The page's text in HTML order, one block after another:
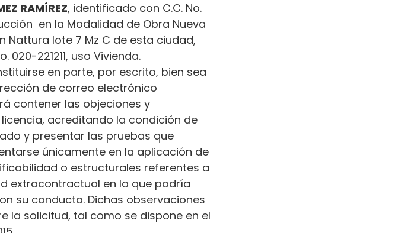
RAMÍREZ, identificado con C.C. No.
en la Modalidad de Obra Nueva
Nattura lote 7 Mz C de esta ciudad,
221211, uso Vivienda.
en parte, por escrito, bien sea
de correo electrónico
contener las objeciones y
acreditando la condición de
y presentar las pruebas que
únicamente en la aplicación de
o estructurales referentes a
extracontractual en la que podría
su conducta. Dichas observaciones
la solicitud, tal como se dispone en el